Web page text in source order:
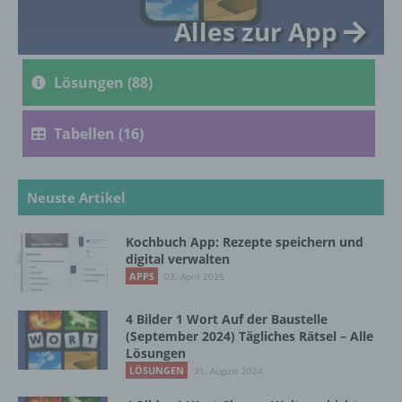
Alles zur App
Lösungen (88)
Tabellen (16)
Neuste Artikel
Kochbuch App: Rezepte speichern und
digital verwalten
APPS 03. April 2025
4 Bilder 1 Wort Auf der Baustelle
(September 2024) Tägliches Rätsel – Alle
Lösungen
LÖSUNGEN 31. August 2024
Personenbezogene Daten sind alle
Informationen, die sich auf eine identifizierte
Folgenden „betroffene Person") beziehen.
Als identifizierbar wird eine natürliche
insbesondere mittels Zuordnung zu einer
Kennung wie einem Namen, zu einer
Kennnummer, zu Standortdaten, zu einer
Online-Kennung oder zu einem oder
mehreren besonderen Merkmalen, die
genetischen, psychischen, wirtschaftlichen,
kulturellen oder sozialen Identität dieser
natürlichen Person sind, identifiziert werden
b) betroffene Person